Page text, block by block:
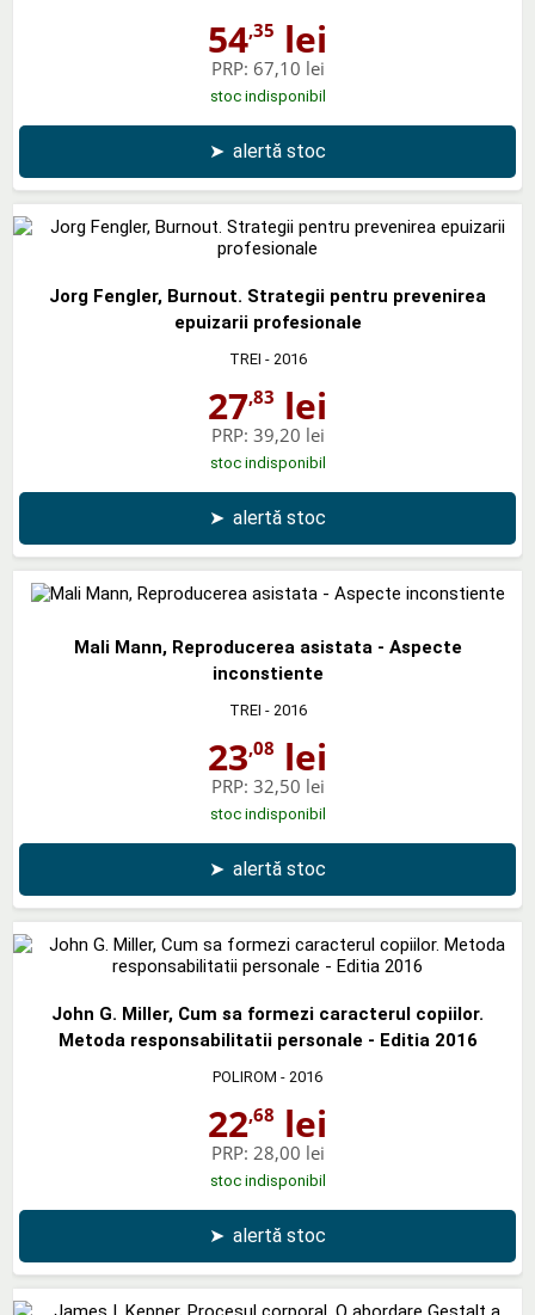
54,35 lei
PRP: 67,10 lei
stoc indisponibil
➤ alertă stoc
Jorg Fengler, Burnout. Strategii pentru prevenirea
epuizarii profesionale
TREI - 2016
27,83 lei
PRP: 39,20 lei
stoc indisponibil
➤ alertă stoc
Mali Mann, Reproducerea asistata - Aspecte
inconstiente
TREI - 2016
23,08 lei
PRP: 32,50 lei
stoc indisponibil
➤ alertă stoc
John G. Miller, Cum sa formezi caracterul copiilor.
Metoda responsabilitatii personale - Editia 2016
POLIROM - 2016
22,68 lei
PRP: 28,00 lei
stoc indisponibil
➤ alertă stoc